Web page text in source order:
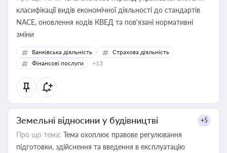
класифікації видів економічної діяльності до стандартів
NACE, оновлення кодів КВЕД та пов'язані нормативні
зміни
Банківська діяльність
Страхова діяльність
Фінансові послуги
+13
Земельні відносини у будівництві +5
Про що тема: Тема охоплює правове регулювання
підготовки, здійснення та введення в експлуатацію